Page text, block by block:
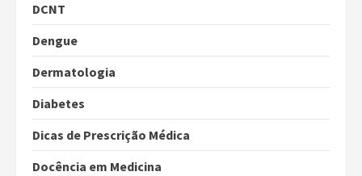
DCNT
Dengue
Dermatologia
Diabetes
Dicas de Prescrição Médica
Docência em Medicina